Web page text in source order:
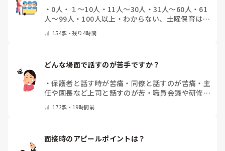
・ 0人 ・ １～10人 ・ 11人～30人 ・31人～60人 ・ 61
人～99人 ・ 100人以上 ・ わからない、土曜保育はな
154票・残り4時間
どんな場面で話すのが苦手ですか？
・保護者と話す時が苦痛 ・ 同僚と話すのが苦痛 ・ 主
任や園長など上司と話すのが苦 ・ 職員会議や研修場
他(コメントで教えてください)
172票・ 19時間前
面接時のアピールポイントは？